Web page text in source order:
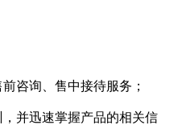
咨询、售中接待服务；
并迅速掌握产品的相关信